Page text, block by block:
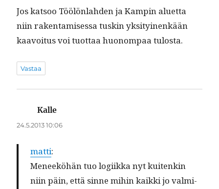
Jos kat­soo Töölön­lah­den ja Kampin aluet­ta
niin rak­en­tamises­sa tuskin yksi­tyi­nenkään
kaavoitus voi tuot­taa huonom­paa tulosta.
Vastaa
Kalle
24.5.2013 10:06
mat­ti:
Meneeköhän tuo logi­ik­ka nyt kuitenkin
niin päin, että sinne mihin kaik­ki jo valmi­